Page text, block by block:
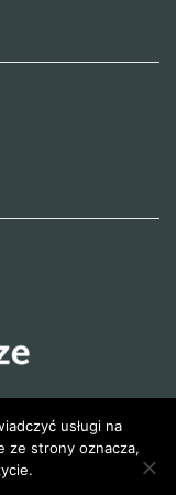
usługi na
ze strony oznacza,